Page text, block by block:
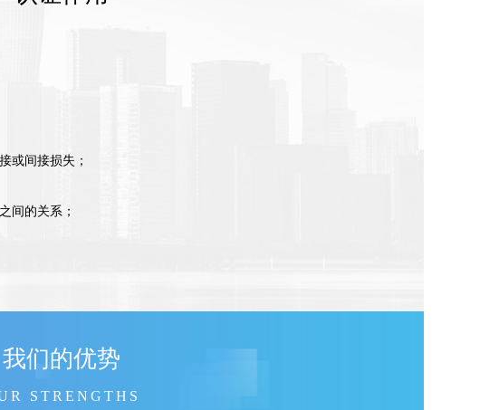
或间接损失；
构之间的关系；
我们的优势
STRENGTHS